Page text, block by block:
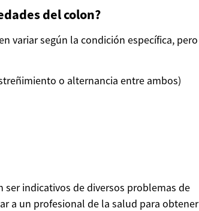
del colon?
variar según la condición específica, pero
o alternancia entre ambos)
indicativos de diversos problemas de
a un profesional de la salud para obtener